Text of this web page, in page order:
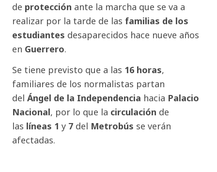
de protección ante la marcha que se va a
realizar por la tarde de las familias de los
estudiantes desaparecidos hace nueve años
en Guerrero.
Se tiene previsto que a las 16 horas,
familiares de los normalistas partan
del Ángel de la Independencia hacia Palacio
Nacional, por lo que la circulación de
las líneas 1 y 7 del Metrobús se verán
afectadas.